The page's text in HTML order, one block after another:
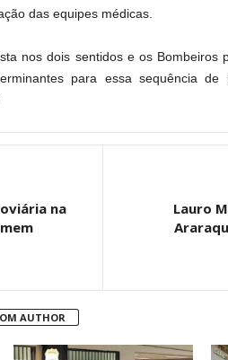
das equipes médicas.
nos dois sentidos e os Bombeiros
para essa sequência de
na
Lauro
AUTHOR